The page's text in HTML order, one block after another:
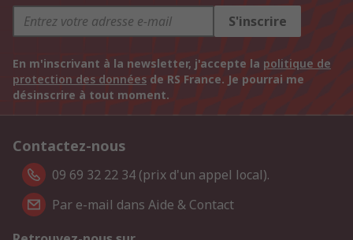
S'inscrire
En m'inscrivant à la newsletter, j'accepte la politique de
protection des données de RS France. Je pourrai me
désinscrire à tout moment.
Contactez-nous
09 69 32 22 34 (prix d'un appel local).
Par e-mail dans Aide & Contact